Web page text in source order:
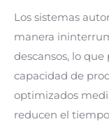
Los sistemas
manera
descansos, lo
capacidad de
optimizados
reducen el